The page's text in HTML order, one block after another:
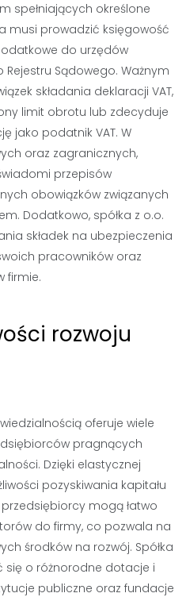
spełniających określone
musi prowadzić księgowość
do urzędów
Sądowego. Ważnym
składania deklaracji VAT,
limit obrotu lub zdecyduje
jako podatnik VAT. W
oraz zagranicznych,
przepisów
obowiązków związanych
Dodatkowo, spółka z o.o.
składek na ubezpieczenia
pracowników oraz
firmie.
rozwoju
oferuje wiele
pragnących
Dzięki elastycznej
pozyskiwania kapitału
mogą łatwo
do firmy, co pozwala na
środków na rozwój. Spółka
się o różnorodne dotacje i
publiczne oraz fundacje